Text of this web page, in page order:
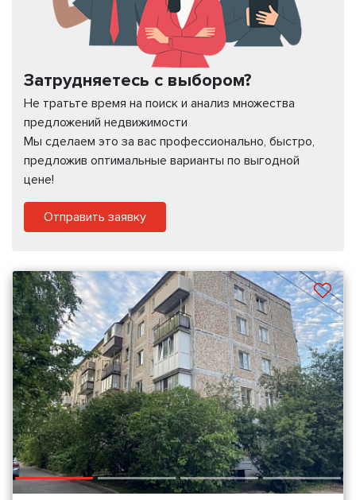
Затрудняетесь с выбором?
Не тратьте время на поиск и анализ множества
предложений недвижимости
Мы сделаем это за вас профессионально, быстро,
предложив оптимальные варианты по выгодной
цене!
Отправить заявку